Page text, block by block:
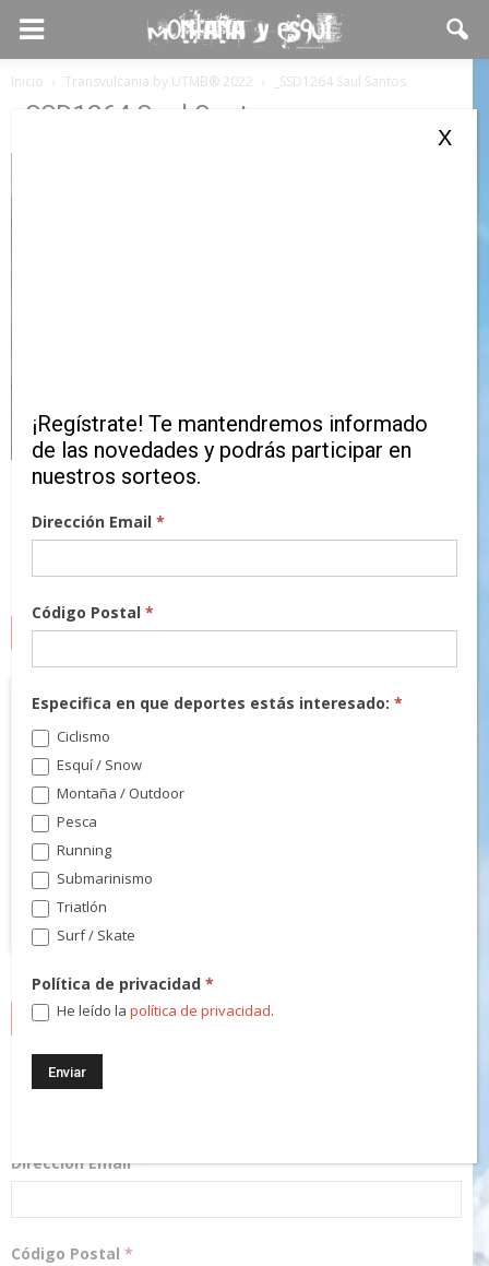
Inicio Transvulcania by UTMB® 2022 _SSD1264 Saul Santos
_SSD1264 Saul Santos
MARCAS
NEWSLETTER
¡Regístrate! Te mantendremos informado de las novedades y
Dirección Email*
Código Postal *
¡Regístrate! Te mantendremos informado
de las novedades y podrás participar en
nuestros sorteos.
Dirección Email*
Código Postal*
Especifica en que deportes estás interesado:*
Ciclismo
Esquí / Snow
Montaña / Outdoor
Pesca
Running
Submarinismo
Triatlón
Surf / Skate
Política de privacidad*
He leído lapolítica de privacidad.
X